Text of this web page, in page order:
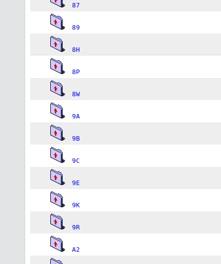
87
89
8H
8P
8W
9A
9B
9C
9E
9K
9R
A2